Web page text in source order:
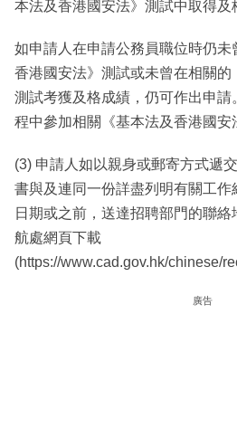
本法及香港國安法》測試中取得及
如申請人在申請公務員職位時仍未
香港國安法》測試或未曾在相關的
測試考獲及格成績，仍可作出申請
程中參加相關《基本法及香港國安
(3) 申請人如以親身或郵寄方式遞
書與及連同一份詳盡列明有關工
日期或之前，送達招聘部門的聯
航處網頁下載
(https://www.cad.gov.hk/chinese/
廣告